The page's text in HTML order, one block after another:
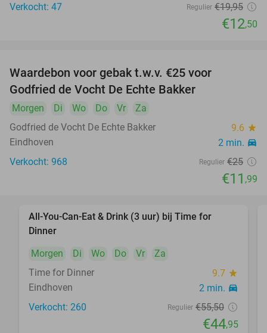
Verkocht: 47 Regulier €19,95
€12,50
Waardebon voor gebak t.w.v. €25 voor
Godfried de Vocht De Echte Bakker
Morgen Di Wo Do Vr
Za
Godfried de Vocht De Echte Bakker
9.6 star
Eindhoven 2 min. directions_car
Verkocht: 968 Regulier €25
€11 ,99
All-You-Can-Eat & Drink (3 uur) bij Time for
Dinner
Morgen
Di Wo Do Vr
Za
Time for Dinner
9.7 star
Eindhoven 2 min. directions_car
Verkocht: 260 Regulier €55,50
€44,95